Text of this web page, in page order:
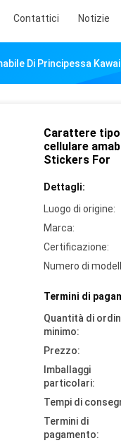
Contattici Notizie
Di Principessa
Carattere
cellulare
Stickers For
Dettagli:
Luogo di origine:
Marca:
Certificazione:
Numero di
Termini di
Quantità di
minimo:
Prezzo:
Imballaggi
particolari:
Tempi di
Termini di
pagamento: